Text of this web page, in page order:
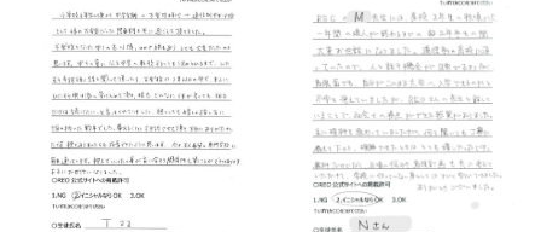
不登校お役立ち情報
本人向け
会社概要
無料体験
親がやりがちなNG行動とは
子どもの不登校を前向きに｜休むことの意味と親が
できる支え方
プレッシャーをかけていませんか？親からの期待に
潰され不登校に
令和8年度から「情報」が必修に｜高卒認定試験の
変更点と不登校生への影響をわかりやすく解説
不登校でも合格可能！高卒認定試験 公共の勉強法
と出題範囲
【東京都版】不登校のための高校受験ガイド｜フリ
教育支援センターとは？不登校の子どもを支える
「もう一つの居場所」【2025年版】
「何もしない時間」が、人生の土台になる｜不登校
の子どもの“空白期間”について
立派な親でなくていい｜不登校の子どもを持つ親が